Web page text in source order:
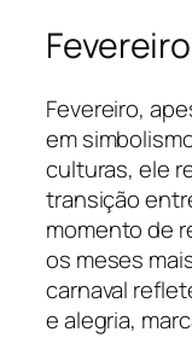
Fevereiro,
em
culturas, ele
transição
momento de
os meses
carnaval
e alegria,